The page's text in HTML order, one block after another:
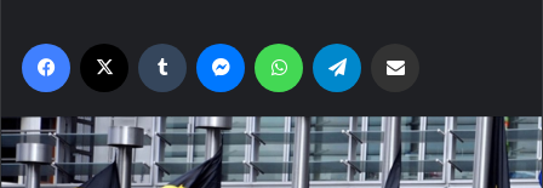
Facebook Tumblr MessengerWhatsApp